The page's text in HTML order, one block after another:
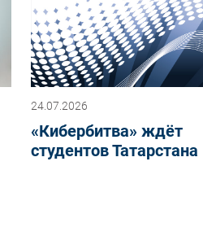
24.07.2026
«Кибербитва» ждёт
студентов Татарстана